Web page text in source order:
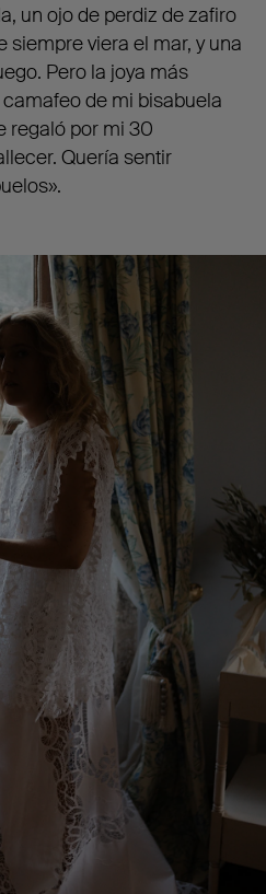
un ojo de perdiz de zafiro
siempre viera el mar, y una
Pero la joya más
de mi bisabuela
regaló por mi 30
Quería sentir